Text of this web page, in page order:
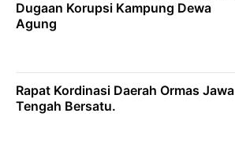
Dugaan Korupsi Kampung Dewa
Agung
Rapat Kordinasi Daerah Ormas Jawa
Tengah Bersatu.